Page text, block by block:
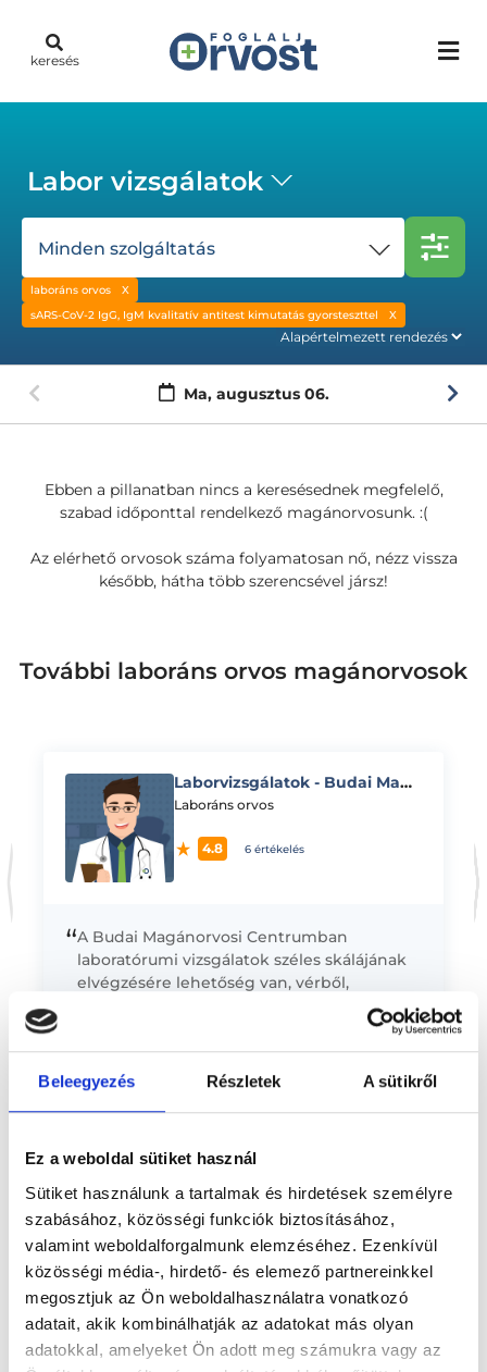
Beleegyezés Részletek A sütikről
Ez a weboldal sütiket használ
Sütiket használunk a tartalmak és hirdetések személyre
szabásához, közösségi funkciók biztosításához,
valamint weboldalforgalmunk elemzéséhez. Ezenkívül
közösségi média-, hirdető- és elemező partnereinkkel
megosztjuk az Ön weboldalhasználatra vonatkozó
adatait, akik kombinálhatják az adatokat más olyan
adatokkal, amelyeket Ön adott meg számukra vagy az
keresés
Labor vizsgálatok
Minden szolgáltatás
laboráns orvos
sARS-CoV-2 IgG, IgM kvalitatív antitest kimutatás gyorsteszttel
Ma, augusztus 06.
Ebben a pillanatban nincs a keresésednek megfelelő,
szabad időponttal rendelkező magánorvosunk. :(
Az elérhető orvosok száma folyamatosan nő, nézz vissza
később, hátha több szerencsével jársz!
További laboráns orvos magánorvosok
Laborvizsgálatok - Budai Magánorvosi Centrum - Fehérvári u. 97-99.
Laboráns orvos
4.8 6 értékelés
“A Budai Magánorvosi Centrumban
laboratórumi vizsgálatok széles skálájának
elvégzésére lehetőség van, vérből,
vizeletből vett minta alapján. Vérvizsgálat
esetén a vérvétel alapdíja 3200 forint,
ehhez adódik...
Előző* Szakorvos jelölt (rezidens): általános orvosi oklevéllel rendelkező
megszerzésére irányuló képzésben vesz részt. Ezen orvosok által
felelősséggel tartozik és azt közvetlenül felügyeli az egészségügyi
szolgáltató szakorvosa az első részvizsgáig, utána pedig a
szakorvosjelölt önállóan láthat el feladatokat. A foglaljorvost.hu
felelősségét kizárja esetleges névazonosságért bármely szakorvos
és szakorvosjelölt esetén.
Főoldal Laboráns orvos
SARS-CoV-2 IgG, IgM kvalitatív antitest kimutatás
gyorsteszttel